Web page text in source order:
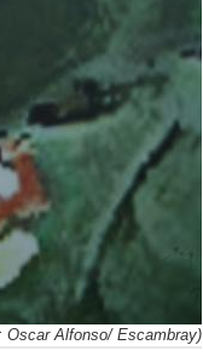
Oscar Alfonso/ Escambray)